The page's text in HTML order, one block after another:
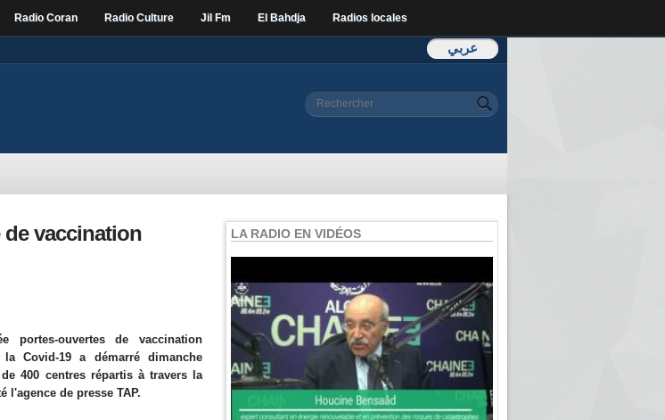
Radio Coran Radio Culture Jil Fm El Bahdja Radios locales
عربي
Formulaire de
Rechercher
de vaccination
portes-ouvertes de vaccination
Covid-19 a démarré dimanche
400 centres répartis à travers la
l'agence de presse TAP.
LA RADIO EN VIDÉOS